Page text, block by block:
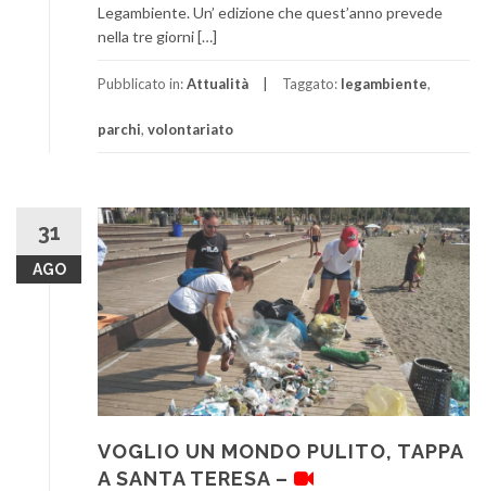
Legambiente. Un’ edizione che quest’anno prevede
nella tre giorni […]
Pubblicato in:Attualità Taggato: legambiente,
parchi, volontariato
31
AGO
VOGLIO UN MONDO PULITO, TAPPA
A SANTA TERESA –